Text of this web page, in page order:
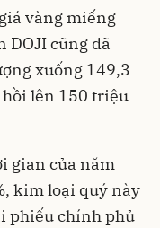
vàng miếng
DOJI cũng đã
xuống 149,3
lên 150 triệu
gian của năm
kim loại quý này
phiếu chính phủ